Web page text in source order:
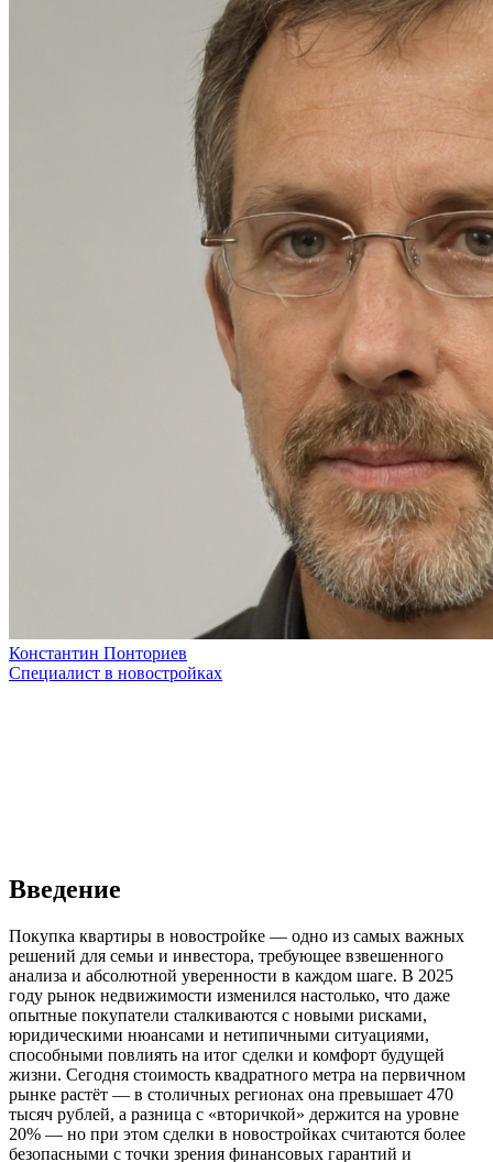
Константин Понториев
Специалист в новостройках
Введение
Покупка квартиры в новостройке — одно из самых важных
решений для семьи и инвестора, требующее взвешенного
анализа и абсолютной уверенности в каждом шаге. В 2025
году рынок недвижимости изменился настолько, что даже
опытные покупатели сталкиваются с новыми рисками,
юридическими нюансами и нетипичными ситуациями,
способными повлиять на итог сделки и комфорт будущей
жизни. Сегодня стоимость квадратного метра на первичном
рынке растёт — в столичных регионах она превышает 470
тысяч рублей, а разница с «вторичкой» держится на уровне
20% — но при этом сделки в новостройках считаются более
безопасными с точки зрения финансовых гарантий и